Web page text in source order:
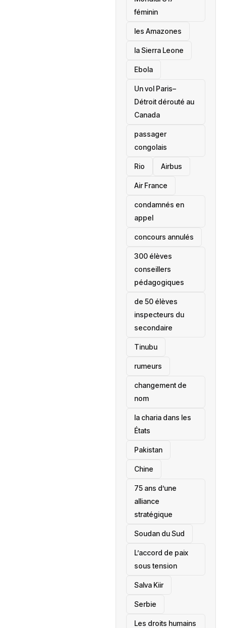
féminin
les Amazones
la Sierra Leone
‎Ebola
Un vol Paris–
Détroit dérouté au
Canada
passager
congolais
Rio Airbus
Air France
condamnés en
appel
concours annulés
300 élèves
conseillers
pédagogiques
de 50 élèves
inspecteurs du
secondaire
Tinubu
rumeurs
changement de
nom
la charia dans les
États
‎Pakistan
Chine
75 ans d’une
alliance
stratégique
‎Soudan du Sud
L’accord de paix
sous tension
Salva Kiir
‎Serbie
Les droits humains